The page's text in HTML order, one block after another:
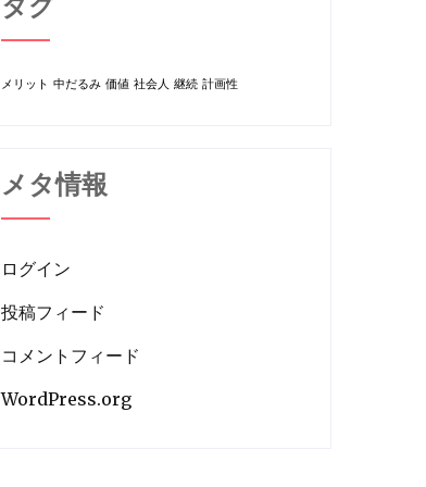
メリット 中だるみ 価値 社会人 継続 計画性
メタ情報
ログイン
投稿フィード
コメントフィード
WordPress.org